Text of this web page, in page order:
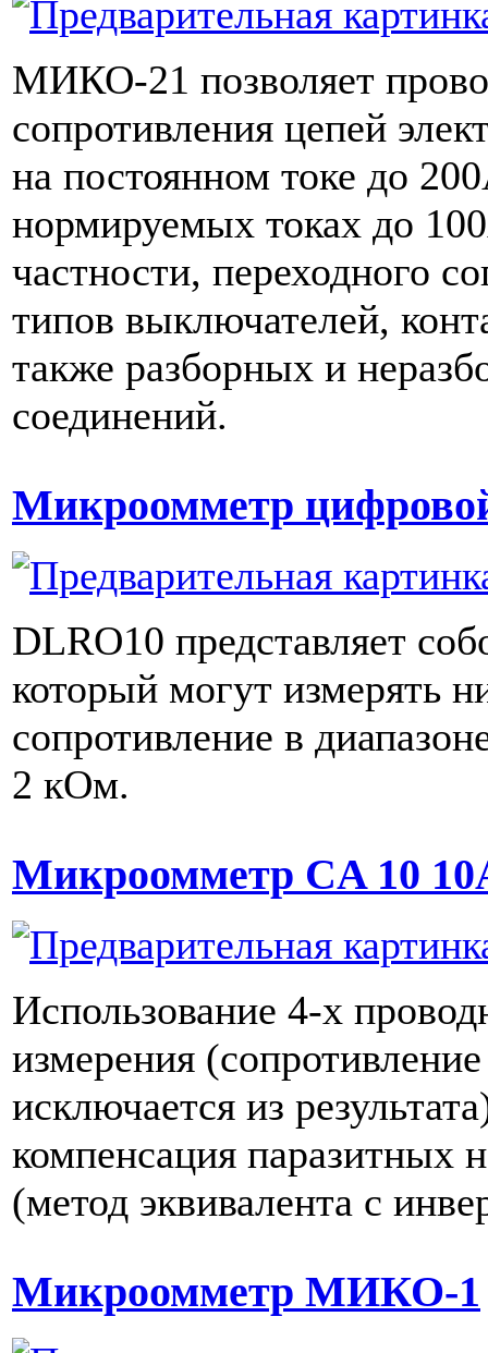
МИКО-21 позволяет
сопротивления цепей
на постоянном токе до
нормируемых токах до
частности, переходного
типов выключателей,
также разборных и
соединений.
Микроомметр
DLRO10 представляет
который могут измерять
сопротивление в
2 кОм.
Микроомметр CA 10
Использование 4-х
измерения
исключается из
компенсация паразитных
(метод эквивалента с
Микроомметр МИКО-1